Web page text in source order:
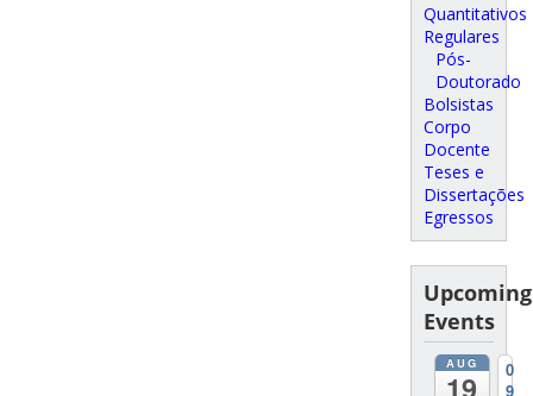
Quantitativos
Regulares
Pós-
Doutorado
Bolsistas
Corpo
Docente
Teses e
Dissertações
Egressos
Upcoming
Events
AUG
0
9